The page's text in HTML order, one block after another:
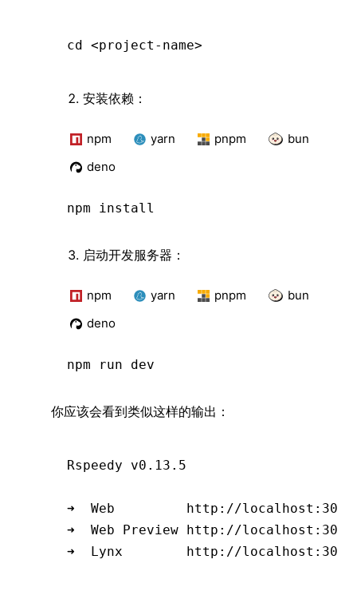
cd <project-name>
安装依赖：
npm yarn pnpm
bun
deno
npm install
启动开发服务器：
npm yarn pnpm
bun
deno
npm run dev
你应该会看到类似这样的输出：
Rspeedy v0.13.5
➜  Web         http://localhost:3000/
➜  Web Preview http://localhost:3000/
➜  Lynx        http://localhost:3000/